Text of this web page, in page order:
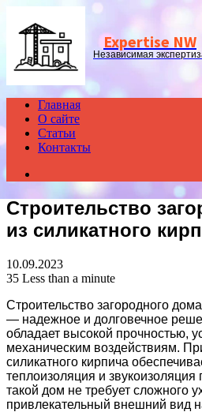
Expertise NW
Независимая
Главная
О сайте
Статьи
Контакты
Строительство
из силикатного
10.09.2023
35 Less than a minute
Строительство загородного
— надежное и долговечное
обладает высокой прочностью,
механическим воздействиям.
силикатного кирпича
теплоизоляция и
такой дом не требует сложного
привлекательный внешний вид